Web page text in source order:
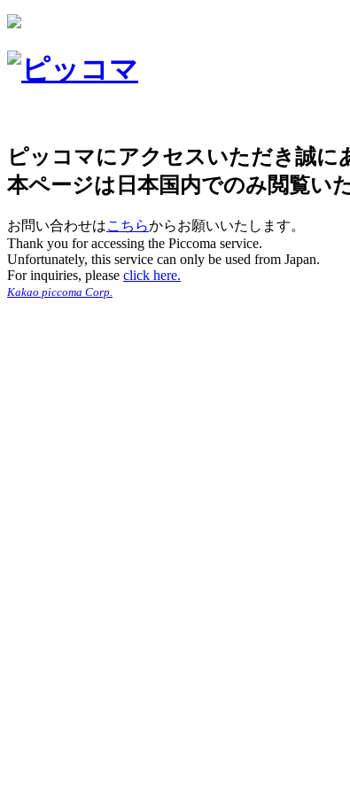
ピッコマにアクセスいただき誠に
本ページは日本国内でのみ閲覧い
お問い合わせはこちらからお願いいたします。
Thank you for accessing the Piccoma service.
Unfortunately, this service can only be used from Japan.
For inquiries, please click here.
Kakao piccoma Corp.